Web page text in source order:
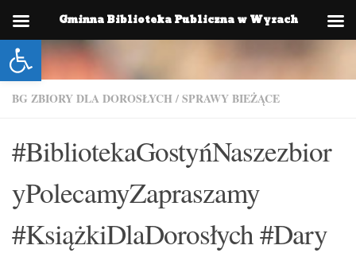
Otwórz pasek narzędzi
Skip to content
BG ZBIORY DLA DOROSŁYCH /SPRAWY BIEŻĄCE
#BibliotekaGostyńNaszezbior
yPolecamyZapraszamy
#KsiążkiDlaDorosłych #Dary
Gminna Biblioteka Publiczna w Wyrach